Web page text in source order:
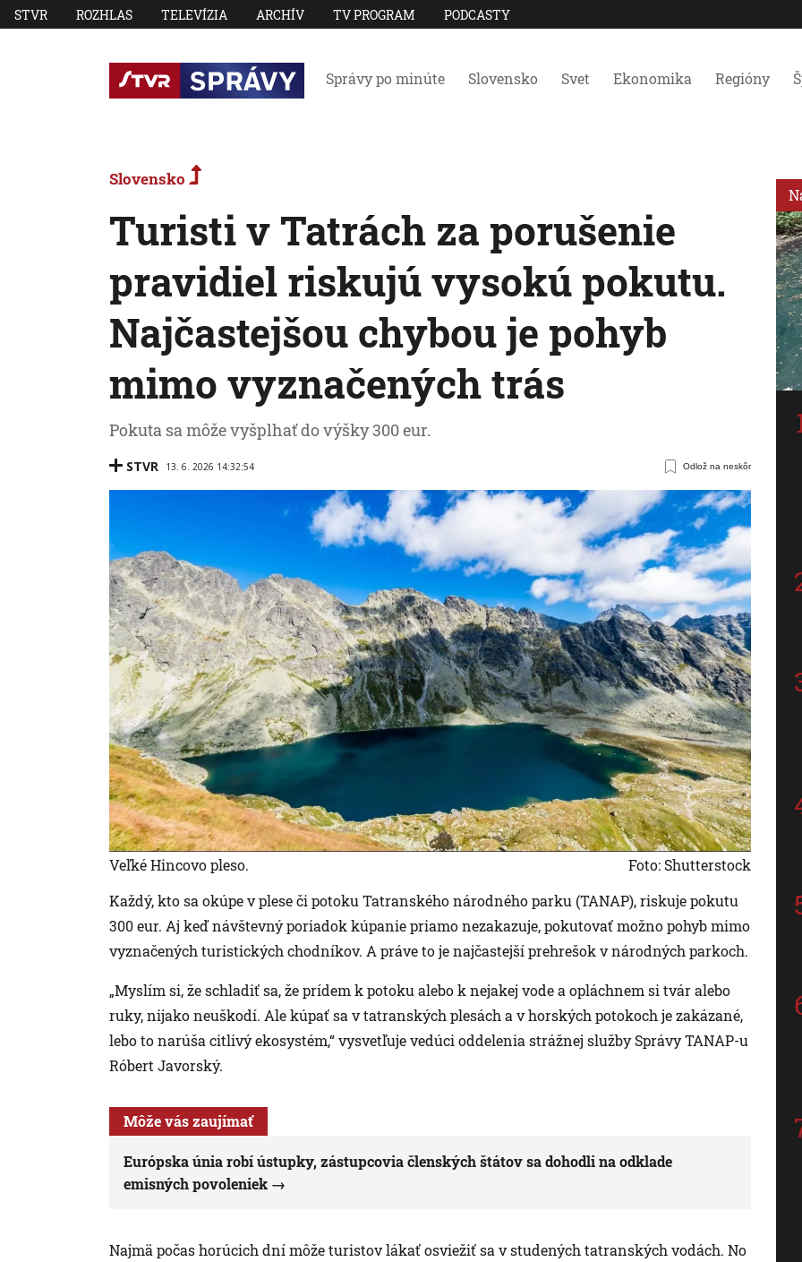
STVR ROZHLAS TELEVÍZIA ARCHÍV TV PROGRAM PODCASTY
Správy po minúte Slovensko Svet Ekonomika Regióny
Slovensko
Turisti v Tatrách za porušenie
pravidiel riskujú vysokú pokutu.
Najčastejšou chybou je pohyb
mimo vyznačených trás
Pokuta sa môže vyšplhať do výšky 300 eur.
STVR 13. 6. 2026 14:32:54 Odlož na neskôr
Veľké Hincovo pleso.
Foto: Shutterstock
Každý, kto sa okúpe v plese či potoku Tatranského národného parku (TANAP), riskuje pokutu
300 eur. Aj keď návštevný poriadok kúpanie priamo nezakazuje, pokutovať možno pohyb mimo
vyznačených turistických chodníkov. A práve to je najčastejší prehrešok v národných parkoch.
„Myslím si, že schladiť sa, že prídem k potoku alebo k nejakej vode a opláchnem si tvár alebo
ruky, nijako neuškodí. Ale kúpať sa v tatranských plesách a v horských potokoch je zakázané,
lebo to narúša citlivý ekosystém,“ vysvetľuje vedúci oddelenia strážnej služby Správy TANAP-u
Róbert Javorský.
Môže vás zaujímať
Európska únia robí ústupky, zástupcovia členských štátov sa dohodli na odklade
emisných povoleniek
Najmä počas horúcich dní môže turistov lákať osviežiť sa v studených tatranských vodách. No